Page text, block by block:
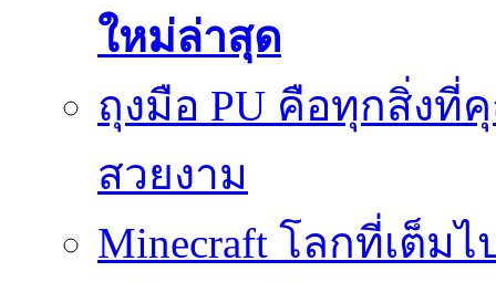
ใหม่ล่าสุด
ถุงมือ PU คือทุกสิ่งที่
สวยงาม
Minecraft โลกที่เต็ม